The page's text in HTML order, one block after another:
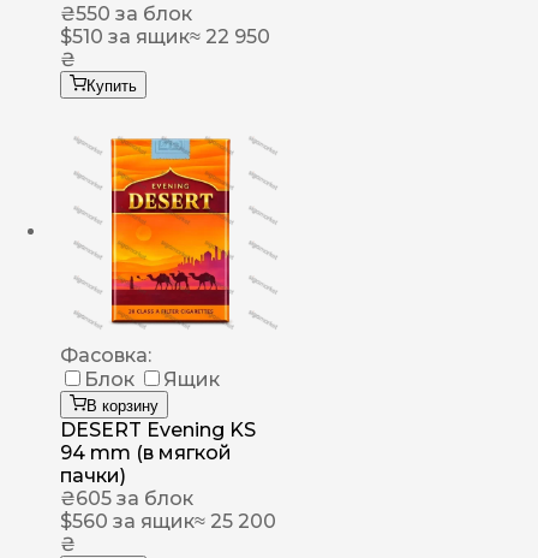
₴550 за блок
$510 за ящик≈ 22 950
₴
Купить
Фасовка:
Блок
Ящик
В корзину
DESERT Evening KS
94 mm (в мягкой
пачки)
₴605 за блок
$560 за ящик≈ 25 200
₴